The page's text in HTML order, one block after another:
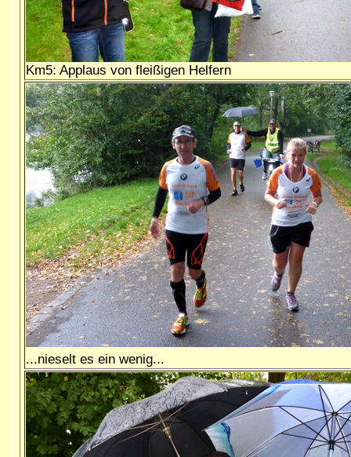
Km5: Applaus von fleißigen Helfern
...nieselt es ein wenig...